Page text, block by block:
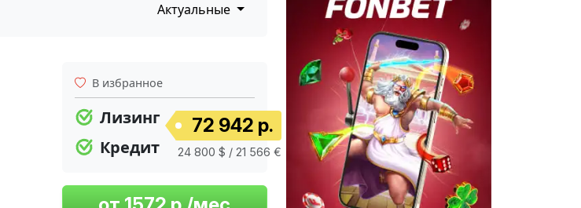
Актуальные
В избранное
Лизинг
Кредит
72 942 р.
24 800 $ / 21 566 €